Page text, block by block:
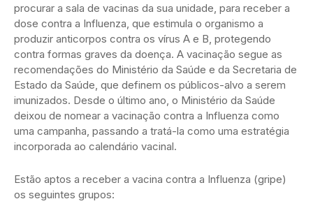
procurar a sala de vacinas da sua unidade, para receber a
dose contra a Influenza, que estimula o organismo a
produzir anticorpos contra os vírus A e B, protegendo
contra formas graves da doença. A vacinação segue as
recomendações do Ministério da Saúde e da Secretaria de
Estado da Saúde, que definem os públicos-alvo a serem
imunizados. Desde o último ano, o Ministério da Saúde
deixou de nomear a vacinação contra a Influenza como
uma campanha, passando a tratá-la como uma estratégia
incorporada ao calendário vacinal.
Estão aptos a receber a vacina contra a Influenza (gripe)
os seguintes grupos: